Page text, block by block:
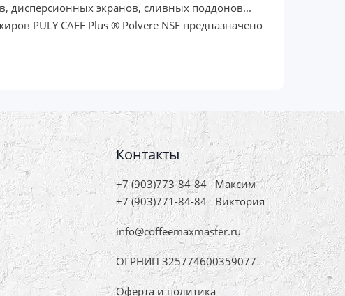
дисперсионных экранов, сливных поддонов...
PULY CAFF Plus ® Polvere NSF предназначено
Контакты
+7 (903)773-84-84Максим
+7 (903)771-84-84Виктория
info@coffeemaxmaster.ru
ОГРНИП 325774600359077
Оферта и политика